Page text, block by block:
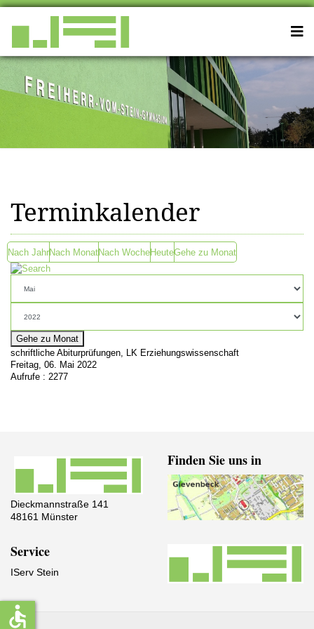
Terminkalender
Nach JahrNach MonatNach WocheHeuteGehe zu Monat
Gehe zu Monat
schriftliche Abiturprüfungen, LK Erziehungswissenschaft
Freitag, 06. Mai 2022
Aufrufe : 2277
Dieckmannstraße 141
48161 Münster
Finden Sie uns in
Service
IServ Stein
accessible